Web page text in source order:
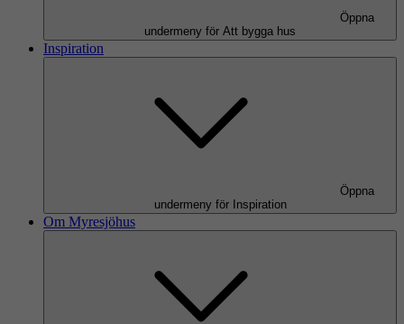
Öppna
undermeny för Att bygga hus
Inspiration
Öppna
undermeny för Inspiration
Om Myresjöhus